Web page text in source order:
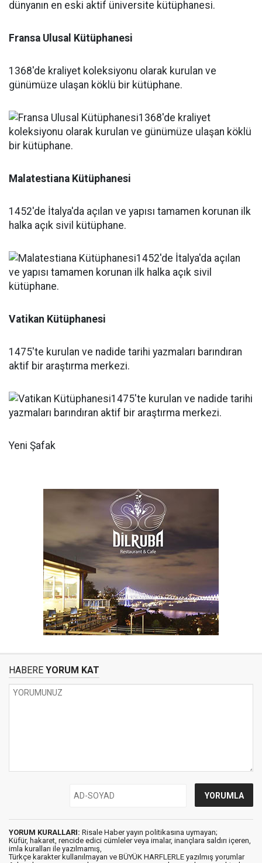
Fransa Ulusal Kütüphanesi
1368'de kraliyet koleksiyonu olarak kurulan ve
günümüze ulaşan köklü bir kütüphane.
Malatestiana Kütüphanesi
1452'de İtalya'da açılan ve yapısı tamamen korunan ilk
halka açık sivil kütüphane.
Vatikan Kütüphanesi
1475'te kurulan ve nadide tarihi yazmaları barındıran
aktif bir araştırma merkezi.
Yeni Şafak
HABERE YORUM KAT
YORUM KURALLARI: Risale Haber yayın politikasına uymayan;
Küfür, hakaret, rencide edici cümleler veya imalar, inançlara saldırı içeren,
imla kuralları ile yazılmamış,
Türkçe karakter kullanılmayan ve BÜYÜK HARFLERLE yazılmış yorumlar